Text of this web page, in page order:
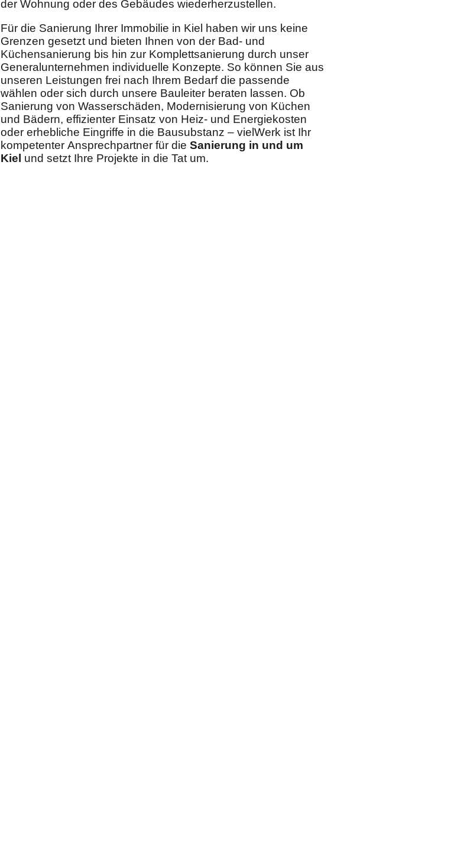
der Wohnung oder des Gebäudes wiederherzustellen.
Für die Sanierung Ihrer Immobilie in Kiel haben wir uns keine
Grenzen gesetzt und bieten Ihnen von der Bad- und
Küchensanierung bis hin zur Komplettsanierung durch unser
Generalunternehmen individuelle Konzepte. So können Sie aus
unseren Leistungen frei nach Ihrem Bedarf die passende
wählen oder sich durch unsere Bauleiter beraten lassen. Ob
Sanierung von Wasserschäden, Modernisierung von Küchen
und Bädern, effizienter Einsatz von Heiz- und Energiekosten
oder erhebliche Eingriffe in die Bausubstanz – vielWerk ist Ihr
kompetenter Ansprechpartner für dieSanierung in und um
Kiel und setzt Ihre Projekte in die Tat um.